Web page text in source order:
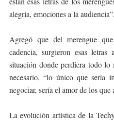
alegría, emociones a la
Agregó que del merengue
cadencia, surgieron esas
situación donde perdiera todo lo
necesario, “lo único que sería
negociar, sería el amor de los
La evolución artística de la